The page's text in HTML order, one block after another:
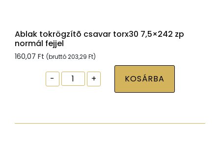
Ablak tokrögzítõ csavar torx30 7,5×242 zp
normál fejjel
160,07 Ft (bruttó203,29 Ft)
-
Ablak
tokrögzítõ
7,5x242
+ KOSÁRBA